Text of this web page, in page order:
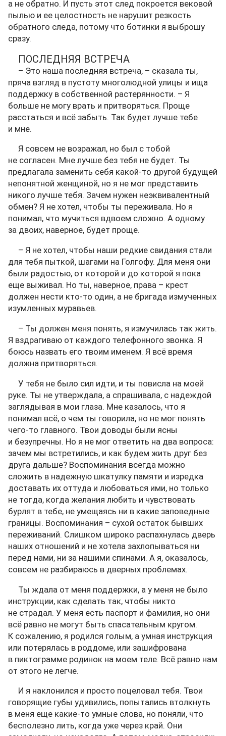
а не обратно. И пусть этот след покроется вековой
пылью и ее целостность не нарушит резкость
обратного следа, потому что ботинки я выброшу
сразу.
ПОСЛЕДНЯЯ ВСТРЕЧА
– Это наша последняя встреча, – сказала ты,
пряча взгляд в пустоту многолюдной улицы и ища
поддержку в собственной растерянности. – Я
больше не могу врать и притворяться. Проще
расстаться и всё забыть. Так будет лучше тебе
и мне.
Я совсем не возражал, но был с тобой
не согласен. Мне лучше без тебя не будет. Ты
предлагала заменить себя какой-то другой будущей
непонятной женщиной, но я не мог представить
никого лучше тебя. Зачем нужен неэквивалентный
обмен? Я не хотел, чтобы ты переживала. Но я
понимал, что мучиться вдвоем сложно. А одному
за двоих, наверное, будет проще.
– Я не хотел, чтобы наши редкие свидания стали
для тебя пыткой, шагами на Голгофу. Для меня они
были радостью, от которой и до которой я пока
еще выживал. Но ты, наверное, права – крест
должен нести кто-то один, а не бригада измученных
изумленных муравьев.
– Ты должен меня понять, я измучилась так жить.
Я вздрагиваю от каждого телефонного звонка. Я
боюсь назвать его твоим именем. Я всё время
должна притворяться.
У тебя не было сил идти, и ты повисла на моей
руке. Ты не утверждала, а спрашивала, с надеждой
заглядывая в мои глаза. Мне казалось, что я
понимал всё, о чем ты говорила, но не мог понять
чего-то главного. Твои доводы были ясны
и безупречны. Но я не мог ответить на два вопроса:
зачем мы встретились, и как будем жить друг без
друга дальше? Воспоминания всегда можно
сложить в надежную шкатулку памяти и изредка
доставать их оттуда и любоваться ими, но только
не тогда, когда желания любить и чувствовать
бурлят в тебе, не умещаясь ни в какие заповедные
границы. Воспоминания – сухой остаток бывших
переживаний. Слишком широко распахнулась дверь
наших отношений и не хотела захлопываться ни
перед нами, ни за нашими спинами. А я, оказалось,
совсем не разбираюсь в дверных проблемах.
Ты ждала от меня поддержки, а у меня не было
инструкции, как сделать так, чтобы никто
не страдал. У меня есть паспорт и фамилия, но они
всё равно не могут быть спасательным кругом.
К сожалению, я родился голым, а умная инструкция
или потерялась в роддоме, или зашифрована
в пиктограмме родинок на моем теле. Всё равно нам
от этого не легче.
И я наклонился и просто поцеловал тебя. Твои
говорящие губы удивились, попытались втолкнуть
в меня еще какие-то умные слова, но поняли, что
бесполезно лить, когда уже через край. Они